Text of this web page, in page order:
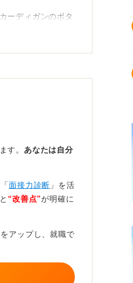
ーディガンのボタ
じ悩みを抱えてい
た。
クしておこう
ジュアルが許され
す。 あなたは自分
面接力診断 」を活
と “改善点”が明確に
アップし、就職で